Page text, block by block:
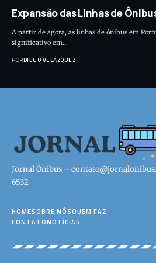
Expansão das Linhas de
A partir de agora, as linhas de ônibus em
significativo em…
PORDIEGO VELÁZQUEZ
Jornal Ônibus –
6532
HOMESOBRE NÓSQUEM FAZ
CONTATONOTÍCIAS